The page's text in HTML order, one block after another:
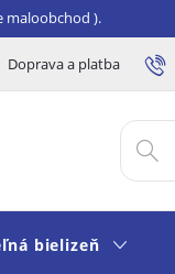
maloobchod ).
Doprava a platba SK
bielizeň